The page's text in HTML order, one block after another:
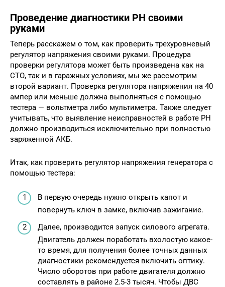
Проведение диагностики РН своими
руками
Теперь расскажем о том, как проверить трехуровневый
регулятор напряжения своими руками. Процедура
проверки регулятора может быть произведена как на
СТО, так и в гаражных условиях, мы же рассмотрим
второй вариант. Проверка регулятора напряжения на 40
ампер или меньше должна выполняться с помощью
тестера — вольтметра либо мультиметра. Также следует
учитывать, что выявление неисправностей в работе РН
должно производиться исключительно при полностью
заряженной АКБ.
Итак, как проверить регулятор напряжения генератора с
помощью тестера:
В первую очередь нужно открыть капот и
повернуть ключ в замке, включив зажигание.
Далее, производится запуск силового агрегата.
Двигатель должен поработать вхолостую какое-
то время, для получения более точных данных
диагностики рекомендуется включить оптику.
Число оборотов при работе двигателя должно
составлять в районе 2.5-3 тысяч. Чтобы ДВС